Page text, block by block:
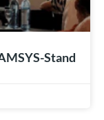
Stand